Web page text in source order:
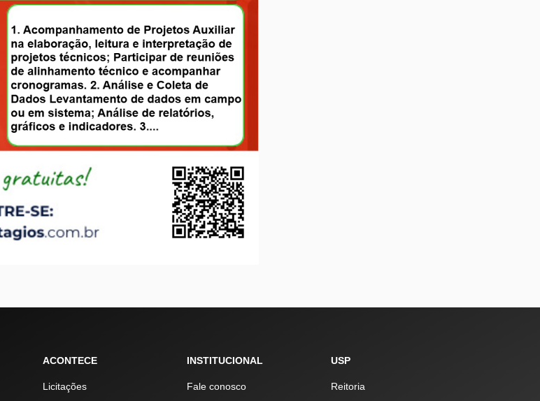
ACONTECE
Licitações
INSTITUCIONAL
Fale conosco
USP
Reitoria